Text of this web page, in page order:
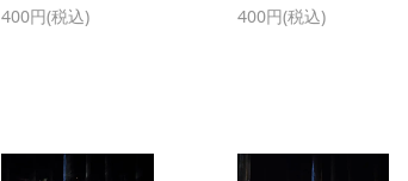
400円(税込)
400円(税込)